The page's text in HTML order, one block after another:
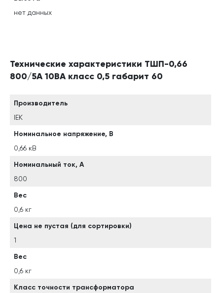
нет данных
Технические характеристики ТШП-0,66
800/5А 10ВА класс 0,5 габарит 60
Производитель
IEK
Номинальное напряжение, В
0,66 кВ
Номинальный ток, А
800
Вес
0,6 кг
Цена не пустая (для сортировки)
1
Вес
0,6 кг
Класс точности трансформатора